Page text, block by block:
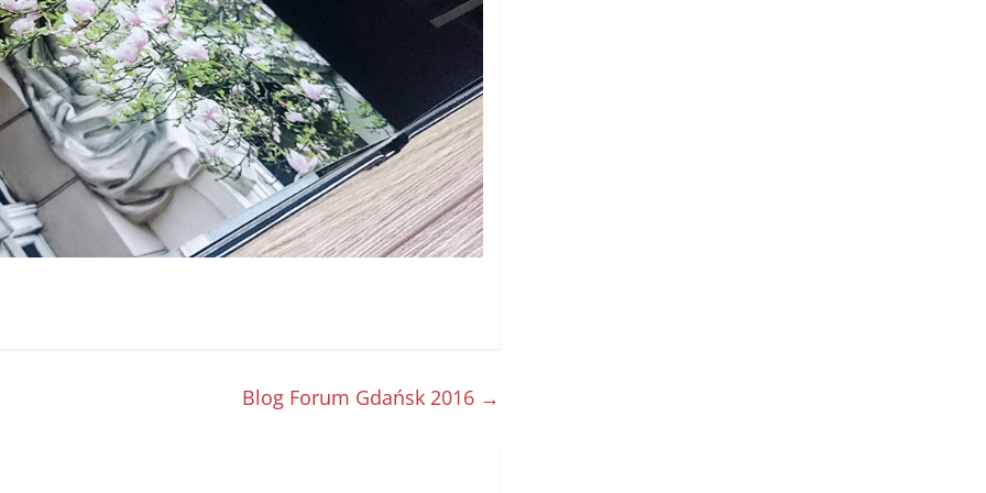
Blog Forum Gdańsk 2016 →